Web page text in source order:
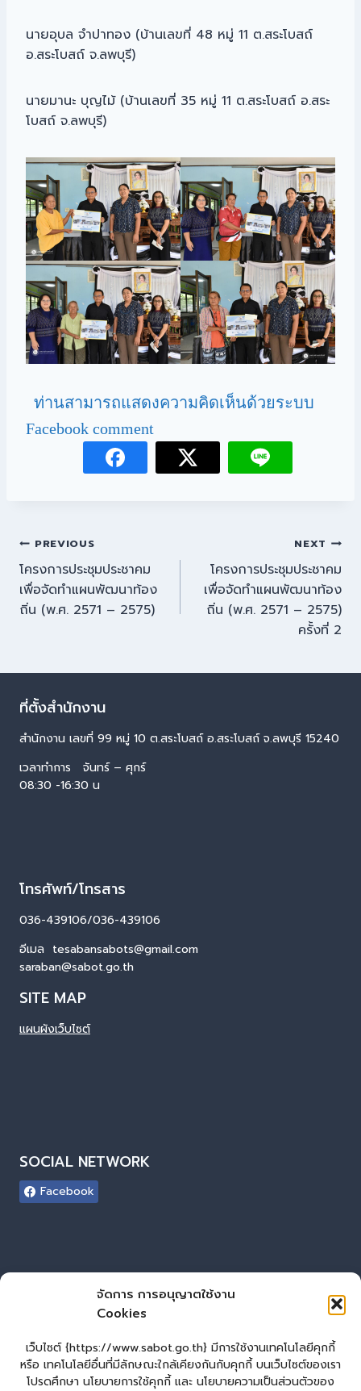
จัดการ การอนุญาตใช้งาน
Cookies
เว็บไซต์ {https://www.sabot.go.th} มีการใช้งานเทคโนโลยีคุกกี้
หรือ เทคโนโลยีอื่นที่มีลักษณะใกล้เคียงกันกับคุกกี้ บนเว็บไซต์ของเรา
โปรดศึกษา นโยบายการใช้คุกกี้ และ นโยบายความเป็นส่วนตัวของ
นายอุบล จำปาทอง (บ้านเลขที่ 48 หมู่ 11 ต.สระโบสถ์
อ.สระโบสถ์ จ.ลพบุรี)
นายมานะ บุญไม้ (บ้านเลขที่ 35 หมู่ 11 ต.สระโบสถ์ อ.สระ
โบสถ์ จ.ลพบุรี)
ท่านสามารถแสดงความคิดเห็นด้วยระบบ
Facebook comment
PREVIOUS
โครงการประชุมประชาคม
เพื่อจัดทำแผนพัฒนาท้อง
ถิ่น (พ.ศ. 2571 – 2575)
NEXT
โครงการประชุมประชาคม
เพื่อจัดทำแผนพัฒนาท้อง
ถิ่น (พ.ศ. 2571 – 2575)
ครั้งที่ 2
ที่ตั้งสำนักงาน
สำนักงาน เลขที่ 99 หมู่ 10 ต.สระโบสถ์ อ.สระโบสถ์ จ.ลพบุรี 15240
เวลาทำการ จันทร์ – ศุกร์
08:30 -16:30 น
โทรศัพท์/โทรสาร
036-439106/036-439106
อีเมล tesabansabots@gmail.com
saraban@sabot.go.th
SITE MAP
แผนผังเว็บไซต์
SOCIAL NETWORK
Facebook
ผู้เยี่ยมชมเว็บไซต์
0
Login
เข้าสู่ระบบ